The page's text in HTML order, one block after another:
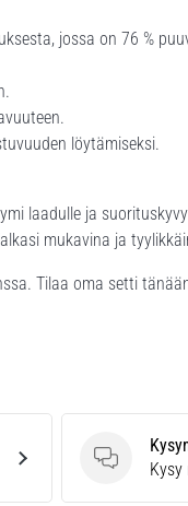
jossa on 76 %
löytämiseksi.
laadulle ja
mukavina ja
Tilaa oma setti
Kysymykset